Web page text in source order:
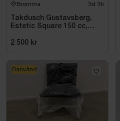
Bromma 3d 3h
Takdusch Gustavsberg,
Estetic Square 150 cc,
2 500 kr
Oanvänd